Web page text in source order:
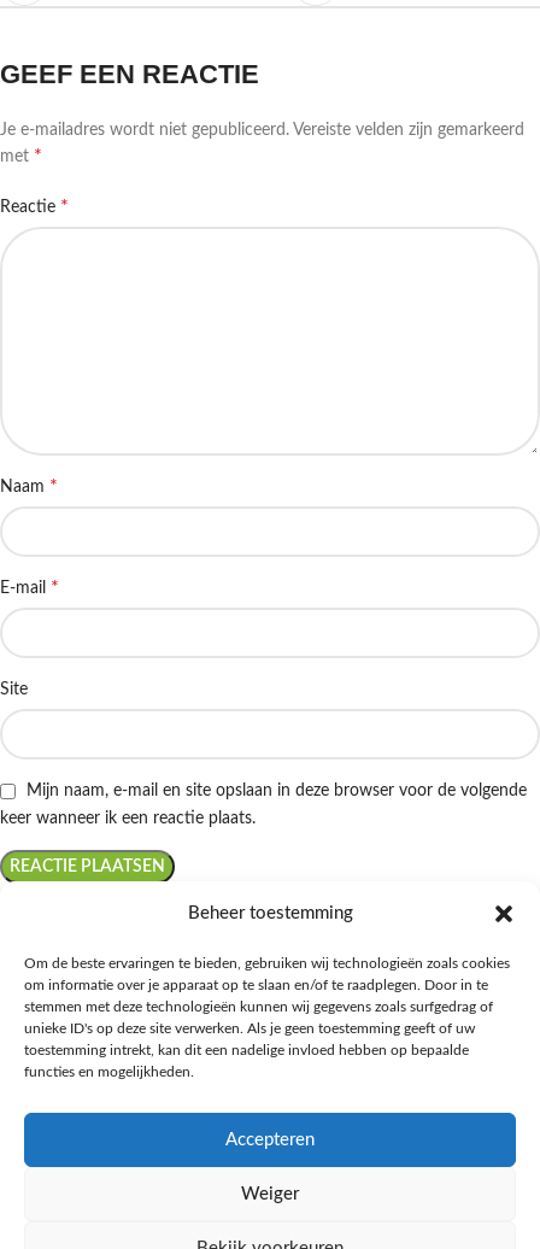
Beheer toestemming
Om de beste ervaringen te bieden, gebruiken wij technologieën zoals cookies
om informatie over je apparaat op te slaan en/of te raadplegen. Door in te
stemmen met deze technologieën kunnen wij gegevens zoals surfgedrag of
unieke ID's op deze site verwerken. Als je geen toestemming geeft of uw
toestemming intrekt, kan dit een nadelige invloed hebben op bepaalde
functies en mogelijkheden.
Accepteren
Weiger
GEEF EEN REACTIE
Je e-mailadres wordt niet gepubliceerd. Vereiste velden zijn gemarkeerd
met *
Reactie *
Naam *
E-mail *
Site
Mijn naam, e-mail en site opslaan in deze browser voor de volgende
keer wanneer ik een reactie plaats.
Ontdek de beste keto-vriendelijke keuzes van Albert Heijn, verrijk je
kennis met onze diepgaande blogs over het keto-dieet, en deel jouw
favoriete keto recepten in onze bruisende online gemeenschap!